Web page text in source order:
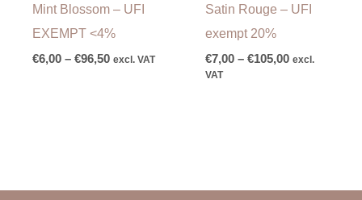
Mint Blossom – UFI
EXEMPT <4%
€6,00 – €96,50 excl. VAT
Satin Rouge – UFI
exempt 20%
€7,00 – €105,00 excl.
VAT